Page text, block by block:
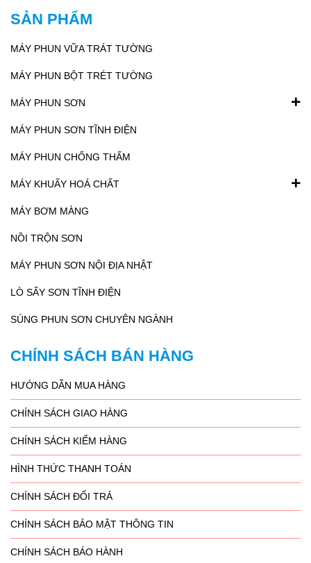
SẢN PHẨM
MÁY PHUN VỮA TRÁT TƯỜNG
MÁY PHUN BỘT TRÉT TƯỜNG
MÁY PHUN SƠN
MÁY PHUN SƠN TĨNH ĐIỆN
MÁY PHUN CHỐNG THẤM
MÁY KHUẤY HOÁ CHẤT
MÁY BƠM MÀNG
NỒI TRỘN SƠN
MÁY PHUN SƠN NỘI ĐỊA NHẬT
LÒ SẤY SƠN TĨNH ĐIỆN
SÚNG PHUN SƠN CHUYÊN NGÀNH
CHÍNH SÁCH BÁN HÀNG
HƯỚNG DẪN MUA HÀNG
CHÍNH SÁCH GIAO HÀNG
CHÍNH SÁCH KIỂM HÀNG
HÌNH THỨC THANH TOÁN
CHÍNH SÁCH ĐỔI TRẢ
CHÍNH SÁCH BẢO MẬT THÔNG TIN
CHÍNH SÁCH BÁO HÀNH